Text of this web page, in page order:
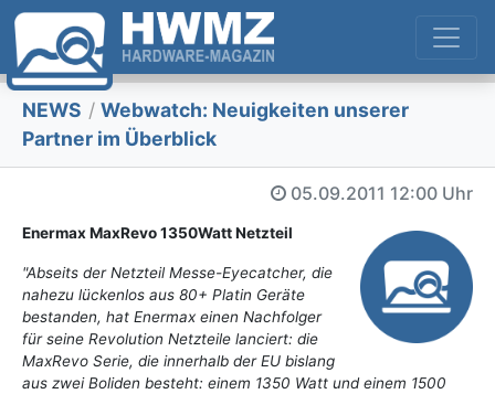
NEWS / Webwatch: Neuigkeiten unserer
Partner im Überblick
05.09.2011 12:00 Uhr
Enermax MaxRevo 1350Watt Netzteil
"Abseits der Netzteil Messe-Eyecatcher, die
nahezu lückenlos aus 80+ Platin Geräte
bestanden, hat Enermax einen Nachfolger
für seine Revolution Netzteile lanciert: die
MaxRevo Serie, die innerhalb der EU bislang
aus zwei Boliden besteht: einem 1350 Watt und einem 1500